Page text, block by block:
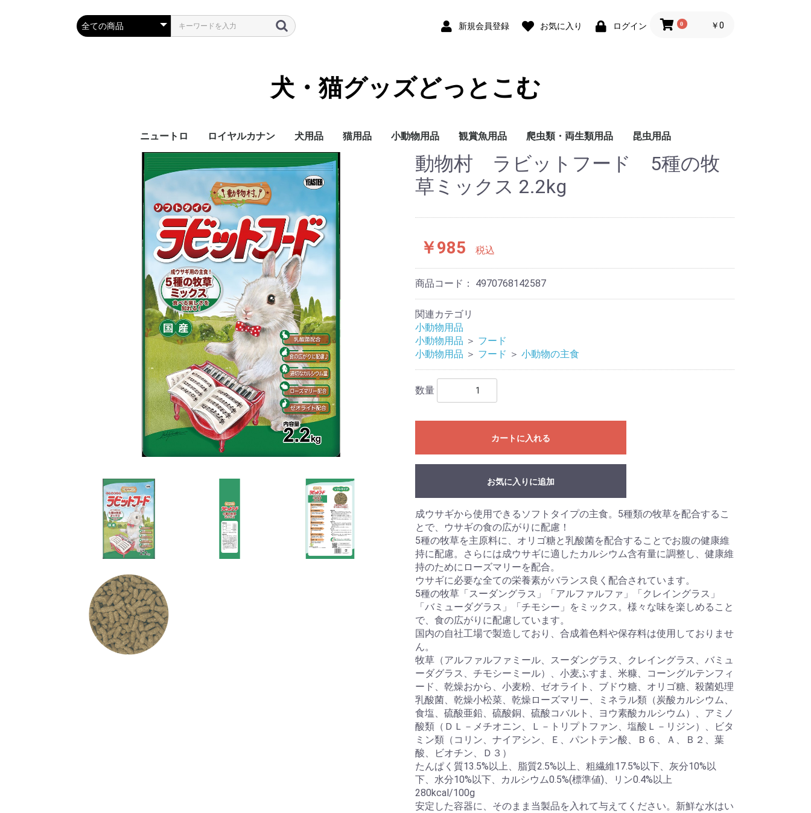
新規会員登録 お気に入り ログイン 0 ￥0
犬・猫グッズどっとこむ
ニュートロ
犬製品 ブランド ナチュラルチョイス
シュプレモ
ワイルドレシピ
グリニーズ
カテゴリー ドライフード
ウェットフード
サイズ別に探す 超小型4kg以下
小型犬4~10kg
中型犬10~25kg
大型犬25kg以上
ライフステージ（年
齢）
子犬 生後8か月まで
成犬 生後9か月から6
シニア犬 7歳以上
機能で選ぶ
エイジングケアをした
歯の健康を保ちたい
穀物フリーでおなかに
やさしい
食事の好き嫌いが激し
食物アレルギーが気に
肥満傾向なので減量し
避妊・去勢した愛犬に
配慮したい
猫製品 ブランド ナチュラルチョイス
ワイルドレシピ
デイリーディッシュ
グリニーズ
カテゴリー ドライフード
ウェットフード
ライフステージ（年
齢）
シニア猫用
機能で選ぶ
エイジングケアをした
穀物フリーでお腹にや
歯の健康を保ちたい
食事の好き嫌いが激し
尿路の健康を配慮した
肥満傾向なので減量し
避妊・去勢した愛猫に
配慮したい
皮膚・被毛ケア
毛玉をよく吐く
ロイヤルカナン
犬用
ブリードヘルスニュー
トリション
チワワ
ダックスフンド
プードル
柴犬
ミニチュアシュナウザ
ヨークシャーテリア
シーズー
ポメラニアン
キャバリアキングチャ
マルチーズ
パグ
フレンチブルドッグ
ジャーマンシェパード
ゴールデンレトリバー
ラブラドールレトリバ
ブリードヘルスニュー
トリションウェット
チワワ
ダックスフンド
プードル
サイズヘルスニュート
リション
超小型犬 4㎏以下
小型犬 1～10kg
中型犬 11～25kg
大型犬 26kg以上
ケーナインケアニュー
トリション
食事にこだわりがある
適正体重の維持が難し
く食用旺盛、避妊・去
勢で太りやすい犬用
皮膚が敏感な犬用
肥満気味の犬用
胃腸が敏感な犬用
歯垢・歯石が気になる
健康な尿を維持したい
ケーナインヘルスニュ
ートリションウェット
授乳期&離乳期
小型犬
ライフステージ（年
齢）
子犬
成犬
シニア犬
猫用
フィーラインブリード
ニュートリション
アメリカンショートヘ
ノルウェージャンフォ
レストキャット
ブリティッシュショー
トヘアー
ラグドール
ペルシャ・チンチラ・
ヒマラヤン
メインクーン
シャム
フィーラインケアニュ
ートリション
毛玉が気になる成猫用
肥満気味の成猫用
健康で美しい皮膚・被
毛を保ちたい成猫用
歯垢・歯石が気になる
健康な尿を維持したい
健康なおなか・便を維
持したい
おねだりの多い成猫用
フィーラインヘルスニ
ュートリション
授乳期&離乳期
成長期
成猫期
室内で生活する猫用
食が細くやせ気味の成
食事にこだわりがある
適度に運動をする成猫
避妊・去勢している猫
高齢期
老齢期
フィーラインヘルスニ
ュートリションウェッ
授乳期&離乳期
成長期
成猫期
中高齢期
高齢期
フィーラインケアニュ
ートリションウェット
犬用品
ドライフード セレクトバランス 子犬用
成犬用
シニア犬用
プロフェッショナルバ
ランス
子犬用
成犬用
シニア犬用
ウェットフード 成犬用
ミルク
おやつ
サプリメント
トイレ用品
ペットシーツ
オムツ
サークル・ゲート
ケア・お手入れ用品 シャンプー・リンス
しつけ
消臭・除菌
猫用品
セレクトバランス
Catit
ウェルネス
リブクリア
ケア・お手入れ用品
小動物用品
フード 小動物の主食
鳥の主食
小動物のおやつ
小動物用トイレ砂
小動物用床材・巣材
小動物用ケージ・ケー
ス
小鳥用小物類
小鳥用巣・ハウス
観賞魚用品
フード
用品 フィルター・ろか材
爬虫類・両生類用品
フード
用品
昆虫用品
フード
動物村 ラビットフード 5種の牧
草ミックス 2.2kg
￥985 税込
商品コード： 4970768142587
関連カテゴリ
小動物用品
小動物用品 ＞ フード
小動物用品 ＞ フード ＞ 小動物の主食
数量
カートに入れる
お気に入りに追加
成ウサギから使用できるソフトタイプの主食。5種類の牧草を配合するこ
とで、ウサギの食の広がりに配慮！
5種の牧草を主原料に、オリゴ糖と乳酸菌を配合することでお腹の健康維
持に配慮。さらには成ウサギに適したカルシウム含有量に調整し、健康維
持のためにローズマリーを配合。
ウサギに必要な全ての栄養素がバランス良く配合されています。
5種の牧草「スーダングラス」「アルファルファ」「クレイングラス」
「バミューダグラス」「チモシー」をミックス。様々な味を楽しめること
で、食の広がりに配慮しています。
国内の自社工場で製造しており、合成着色料や保存料は使用しておりませ
ん。
牧草（アルファルファミール、スーダングラス、クレイングラス、バミュ
ーダグラス、チモシーミール）、小麦ふすま、米糠、コーングルテンフィ
ード、乾燥おから、小麦粉、ゼオライト、ブドウ糖、オリゴ糖、殺菌処理
乳酸菌、乾燥小松菜、乾燥ローズマリー、ミネラル類（炭酸カルシウム、
食塩、硫酸亜鉛、硫酸銅、硫酸コバルト、ヨウ素酸カルシウム）、アミノ
酸類（ＤＬ－メチオニン、Ｌ－トリプトファン、塩酸Ｌ－リジン）、ビタ
ミン類（コリン、ナイアシン、Ｅ、パントテン酸、Ｂ６、Ａ、Ｂ２、葉
酸、ビオチン、Ｄ３）
たんぱく質13.5%以上、脂質2.5%以上、粗繊維17.5%以下、灰分10%以
下、水分10%以下、カルシウム0.5%(標準値)、リン0.4%以上
280kcal/100g
安定した容器に、そのまま当製品を入れて与えてください。新鮮な水はい